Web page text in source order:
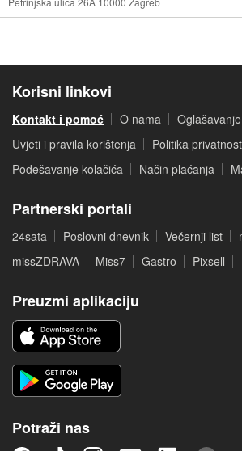
Korisni linkovi
Kontakt i pomoć O nama
Oglašavanje
Uvjeti i pravila korištenja
Politika
Podešavanje kolačića
Način plaćanja
Partnerski portali
24sata Poslovni dnevnik Večernji list
missZDRAVA
Miss7 Gastro Pixsell
Preuzmi aplikaciju
Potraži nas